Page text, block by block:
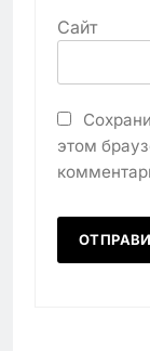
Сайт
этом